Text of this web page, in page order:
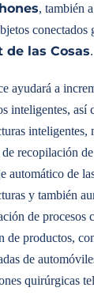
, también
conectados
de las Cosas.
ayudará a
inteligentes, así
inteligentes,
recopilación
automático de
y también
de procesos
de productos,
de
quirúrgicas